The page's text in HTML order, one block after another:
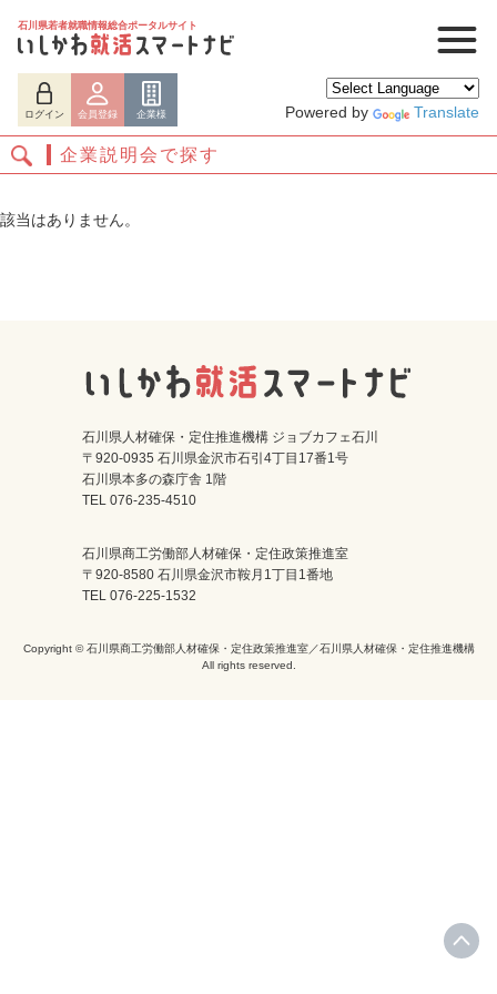
石川県若者就職情報総合ポータルサイト
ログイン 会員登録 企業様 Powered by Translate
ログイン 会員登録
企業説明会で探す
該当はありません。
石川県人材確保・定住推進機構 ジョブカフェ石川
〒920-0935 石川県金沢市石引4丁目17番1号
石川県本多の森庁舎 1階
TEL 076-235-4510
石川県商工労働部人材確保・定住政策推進室
〒920-8580 石川県金沢市鞍月1丁目1番地
TEL 076-225-1532
Copyright © 石川県商工労働部人材確保・定住政策推進室／石川県人材確保・定住推進機構
All rights reserved.